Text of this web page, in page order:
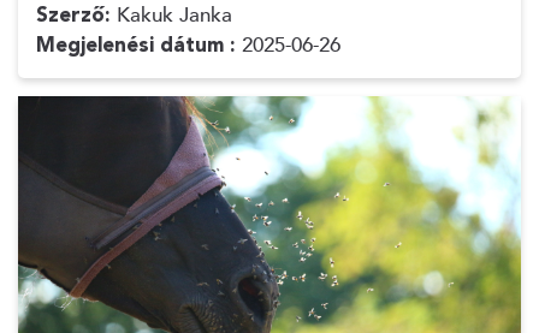
Szerző: Kakuk Janka
Megjelenési dátum : 2025-06-26